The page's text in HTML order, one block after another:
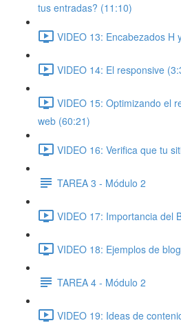
tus entradas? (11:10)
VIDEO 13: Encabezados H
VIDEO 14: El responsive
VIDEO 15: Optimizando el
web (60:21)
VIDEO 16: Verifica que tu
TAREA 3 - Módulo 2
VIDEO 17: Importancia del
VIDEO 18: Ejemplos de
TAREA 4 - Módulo 2
VIDEO 19: Ideas de